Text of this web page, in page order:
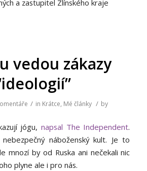
a zastupitel Zlínského kraje
vedou zákazy
/ in Krátce, Mé články / by
jógu,napsal The Independent.
náboženský kult. Je to
mnozí by od Ruska ani nečekali nic
plyne ale i pro nás.